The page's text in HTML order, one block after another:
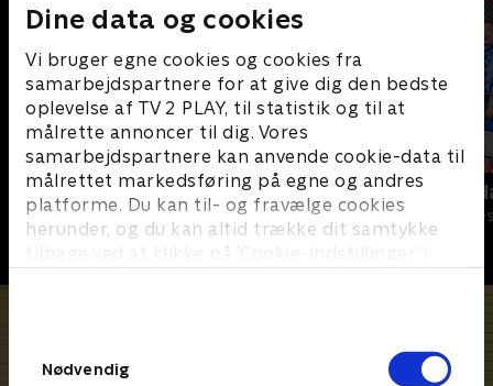
Dine data og cookies
Vi bruger egne cookies og cookies fra
samarbejdspartnere for at give dig den bedste
oplevelse af TV 2 PLAY, til statistik og til at
målrette annoncer til dig. Vores
samarbejdspartnere kan anvende cookie-data til
målrettet markedsføring på egne og andres
platforme. Du kan til- og fravælge cookies
herunder, og du kan altid trække dit samtykke
tilbage ved at klikke på ’Cookie-indstillinger’ i
Nødvendig
Carmen & Columbo
Komedie • 1 sæsoner
Robssons
Komedie • 1